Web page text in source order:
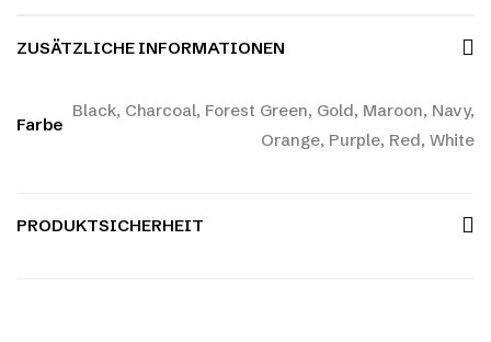
ZUSÄTZLICHE INFORMATIONEN
Farbe
Black, Charcoal, Forest Green, Gold, Maroon, Navy,
Orange, Purple, Red, White
PRODUKTSICHERHEIT